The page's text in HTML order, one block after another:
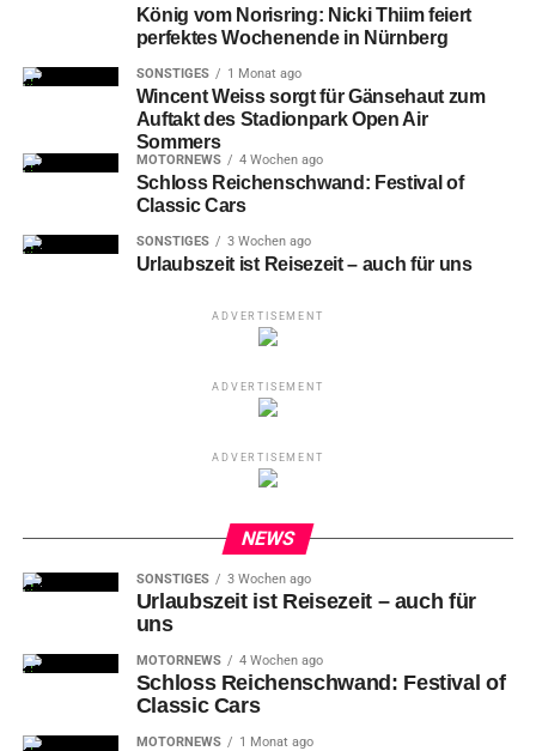
teilen teilen
RELATED TOPICS:
AMT FÜR INTERNATIONALE BEZIEHUNGEN
DEUTSCHE SPIELE ARCHIV
DOKUMENTATIONSZENTRUM
FEMBO-HAUS
FERNMELDETURM
FILMHAUS NÜRNBERG
HANDWERKERHOF
KAISERBURG
KATHARINENRUINE
KULTURZENTRUM
MEMORIUM NÜRNBERGER PROZESSE
MENSCHENRECHTSPREIS
METROPOLREGION NÜRNBERG
MUSEUM INDUSTRIEKULTUR
NUREMBERG
NÜRNBERG
STAATSTHEATER NÜRNBERG
STADT NÜRNBERG
STÄDTEPARTNERSCHAFT
VERKEHRSMUSEUM
Museum Industriekultur Nürnberg: Tempo,
Tempo – Bayern in den 1920ern
Künstlerhaus Nürnberg: auf neuen Füßen
stehend
König vom Norisring: Nicki Thiim feiert
perfektes Wochenende in Nürnberg
SONSTIGES 1 Monat ago
Wincent Weiss sorgt für Gänsehaut zum
Auftakt des Stadionpark Open Air
Sommers
MOTORNEWS 4 Wochen ago
Schloss Reichenschwand: Festival of
Classic Cars
SONSTIGES 3 Wochen ago
Urlaubszeit ist Reisezeit – auch für uns
ADVERTISEMENT
ADVERTISEMENT
ADVERTISEMENT
NEWS
SONSTIGES 3 Wochen ago
Urlaubszeit ist Reisezeit – auch für
uns
MOTORNEWS 4 Wochen ago
Schloss Reichenschwand: Festival of
Classic Cars
MOTORNEWS 1 Monat ago